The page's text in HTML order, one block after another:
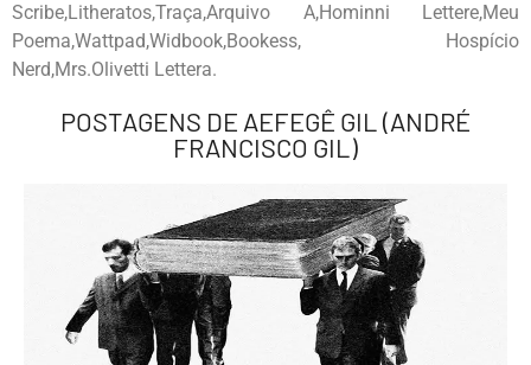
Scribe,Litheratos,Traça,Arquivo A,Hominni Lettere,Meu
Poema,Wattpad,Widbook,Bookess, Hospício
Nerd,Mrs.Olivetti Lettera.
POSTAGENS DE AEFEGÊ GIL (ANDRÉ
FRANCISCO GIL)